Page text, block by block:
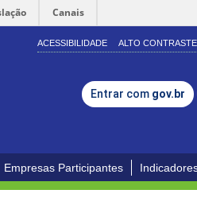
Canais
ACESSIBILIDADE ALTO CONTRASTE
Entrar com gov.br
Empresas Participantes